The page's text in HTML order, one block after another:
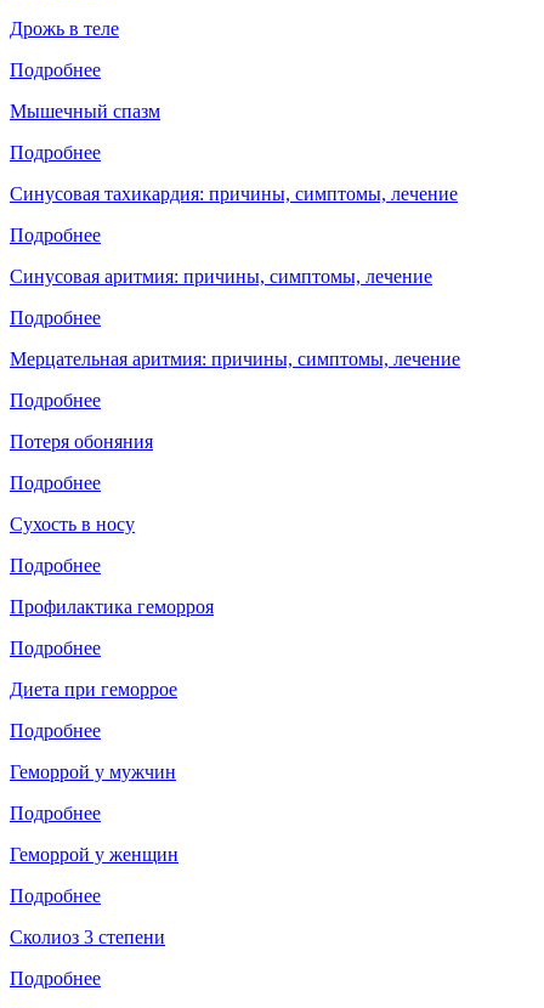
Дрожь в теле
Подробнее
Мышечный спазм
Подробнее
Синусовая тахикардия: причины, симптомы, лечение
Подробнее
Синусовая аритмия: причины, симптомы, лечение
Подробнее
Мерцательная аритмия: причины, симптомы, лечение
Подробнее
Потеря обоняния
Подробнее
Сухость в носу
Подробнее
Профилактика геморроя
Подробнее
Диета при геморрое
Подробнее
Геморрой у мужчин
Подробнее
Геморрой у женщин
Подробнее
Сколиоз 3 степени
Подробнее